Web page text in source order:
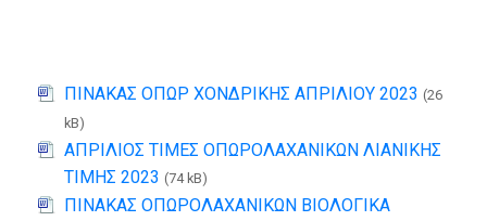
ΠΙΝΑΚΑΣ ΟΠΩΡ ΧΟΝΔΡΙΚΗΣ ΑΠΡΙΛΙΟΥ 2023 (26
kB)
ΑΠΡΙΛΙΟΣ ΤΙΜΕΣ ΟΠΩΡΟΛΑΧΑΝΙΚΩΝ ΛΙΑΝΙΚΗΣ
ΤΙΜΗΣ 2023 (74 kB)
ΠΙΝΑΚΑΣ ΟΠΩΡΟΛΑΧΑΝΙΚΩΝ ΒΙΟΛΟΓΙΚΑ